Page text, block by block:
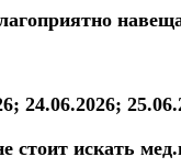
24.06.2026;
стоит искать